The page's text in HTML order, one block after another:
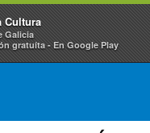
Cultura
Galicia
gratuíta - En Google Play